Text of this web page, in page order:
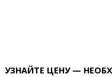
УЗНАЙТЕ ЦЕНУ —